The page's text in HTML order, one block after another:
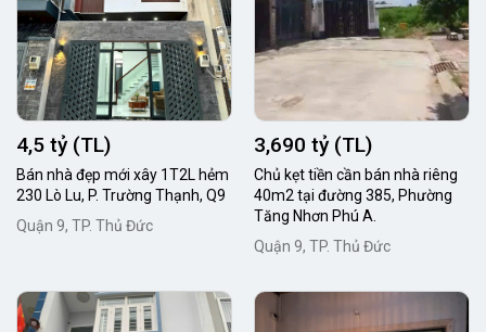
4,5 tỷ (TL)
Bán nhà đẹp mới xây 1T2L hẻm
230 Lò Lu, P. Trường Thạnh, Q9
Quận 9, TP. Thủ Đức
3,690 tỷ (TL)
Chủ kẹt tiền cần bán nhà riêng
40m2 tại đường 385, Phường
Tăng Nhơn Phú A.
Quận 9, TP. Thủ Đức